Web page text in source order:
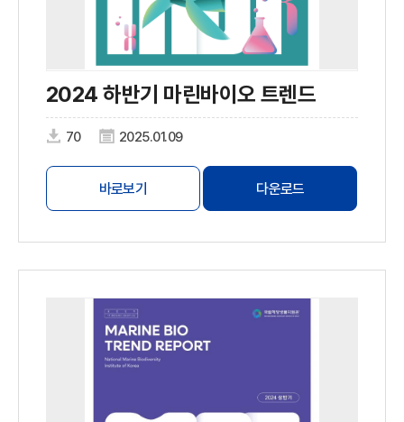
2024 하반기 마린바이오 트렌드
70 2025.01.09
바로보기 다운로드